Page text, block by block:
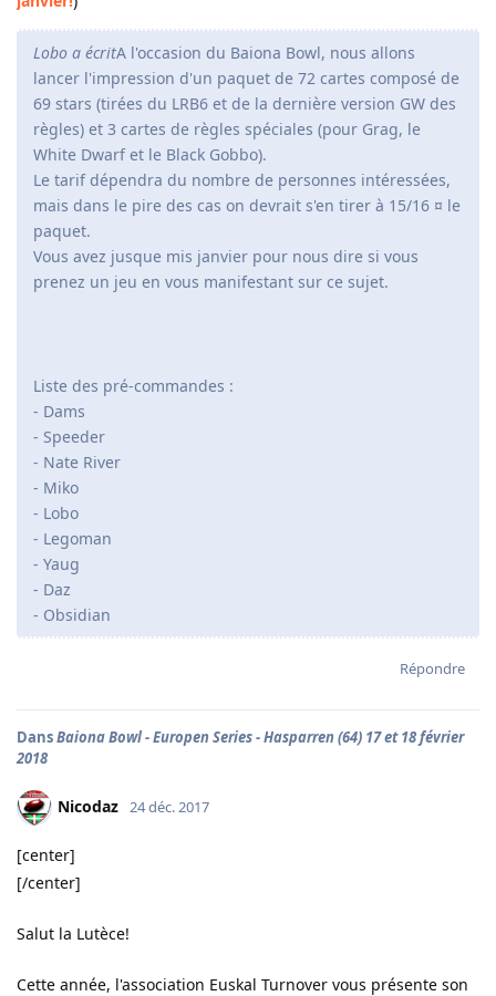
Lobo a écritA l'occasion du Baiona Bowl, nous allons
lancer l'impression d'un paquet de 72 cartes composé de
69 stars (tirées du LRB6 et de la dernière version GW des
règles) et 3 cartes de règles spéciales (pour Grag, le
White Dwarf et le Black Gobbo).
Le tarif dépendra du nombre de personnes intéressées,
mais dans le pire des cas on devrait s'en tirer à 15/16 ¤ le
paquet.
Vous avez jusque mis janvier pour nous dire si vous
prenez un jeu en vous manifestant sur ce sujet.
Liste des pré-commandes :
- Dams
- Speeder
- Nate River
- Miko
- Lobo
- Legoman
- Yaug
- Daz
- Obsidian
Répondre
DansBaiona Bowl - Europen Series - Hasparren (64) 17 et 18 février
2018
Nicodaz 24 déc. 2017
[center]
[/center]
Salut la Lutèce!
Cette année, l'association Euskal Turnover vous présente son